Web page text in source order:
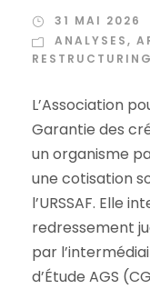
31 MAI 2026
ANALYSES,
RESTRUCTURING
L’Association
Garantie des
un organisme
une cotisation
l’URSSAF. Elle
redressement
par
d’Étude AGS